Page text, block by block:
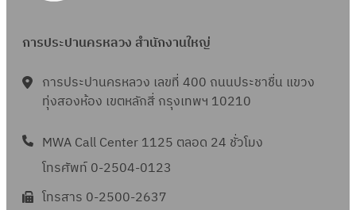
การประปานครหลวง สำนักงานใหญ่
การประปานครหลวง เลขที่ 400 ถนนประชาชื่น แขวง
ทุ่งสองห้อง เขตหลักสี่ กรุงเทพฯ 10210
MWA Call Center 1125 ตลอด 24 ชั่วโมง
โทรศัพท์ 0-2504-0123
โทรสาร 0-2500-2637